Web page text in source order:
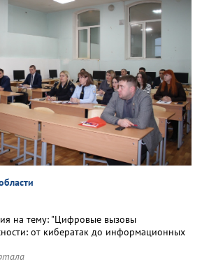
на тему: "Цифровые вызовы
от кибератак до информационных